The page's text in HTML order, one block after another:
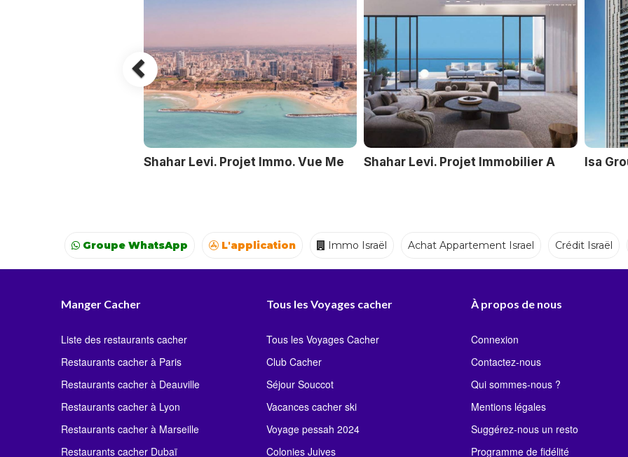
Shahar Levi. Projet Immo. Vue Me Shahar Levi. Projet Immobilier A Isa
Groupe WhatsApp L'application Immo Israël Achat Appartement Israel Crédit Israël
Voyages Colonies Resto autour de moi Ecoles Crèches Traiteurs
Manger Cacher
Liste des restaurants cacher
Restaurants cacher à Paris
Restaurants cacher à Deauville
Restaurants cacher à Lyon
Restaurants cacher à Marseille
Restaurants cacher Dubaï
Tous les Voyages cacher
Tous les Voyages Cacher
Club Cacher
Séjour Souccot
Vacances cacher ski
Voyage pessah 2024
Colonies Juives
À propos de nous
Connexion
Contactez-nous
Qui sommes-nous ?
Mentions légales
Suggérez-nous un resto
Programme de fidélité